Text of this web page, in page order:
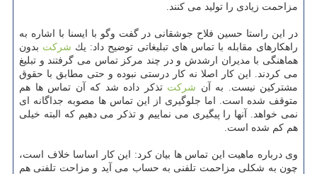
مزاحمت زیادی را تولید می كنند.
در این راستا حسین فلاح جوشقانی در گفت وگو با ایسنا با اشاره به
راهكارهای مقابله با تماس های تبلیغاتی توضیح داد: یك شركت بدون
هماهنگی با مدیران ارشدش و در چند مركز تماس می گرفتند و تبلیغ
می كردند. این كار اصلا نه كار درستی نبوده و حتی مطابق با حقوق
مشتركین نیست. به آن شركت تذكر داده شد كه آن تماس ها هم
متوقف شده است. اما جلوگیری از این تماس ها مصوبه جداگانه ای
نمی خواهد. آنها را پیگیری می نماییم و تذكر می دهیم كه البته خیلی
هم كم شده است.
وی درباره ماهیت این تماس ها بیان كرد: این كار اساسا خلاف است،
چون به شكلی مزاحمت تلفنی به حساب می آید و مزاحت تلفنی هم